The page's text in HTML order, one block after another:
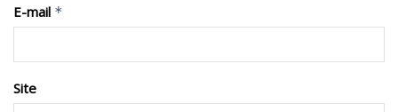
E-mail *
Site